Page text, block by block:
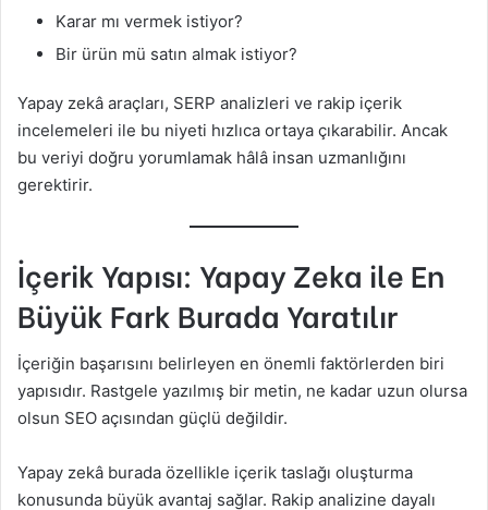
Karar mı vermek istiyor?
Bir ürün mü satın almak istiyor?
Yapay zekâ araçları, SERP analizleri ve rakip içerik
incelemeleri ile bu niyeti hızlıca ortaya çıkarabilir. Ancak
bu veriyi doğru yorumlamak hâlâ insan uzmanlığını
gerektirir.
İçerik Yapısı: Yapay Zeka ile En
Büyük Fark Burada Yaratılır
İçeriğin başarısını belirleyen en önemli faktörlerden biri
yapısıdır. Rastgele yazılmış bir metin, ne kadar uzun olursa
olsun SEO açısından güçlü değildir.
Yapay zekâ burada özellikle içerik taslağı oluşturma
konusunda büyük avantaj sağlar. Rakip analizine dayalı